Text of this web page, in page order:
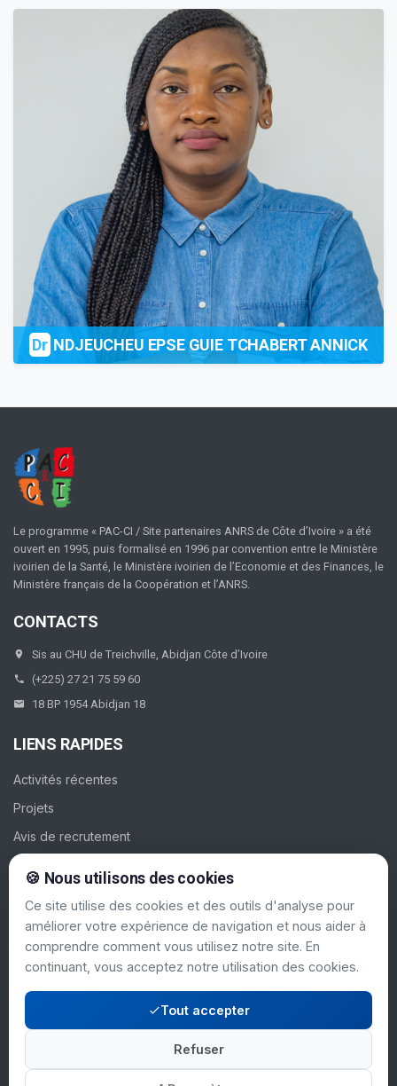
Dr NDJEUCHEU EPSE GUIE TCHABERT ANNICK
Le programme « PAC-CI / Site partenaires ANRS de Côte d’Ivoire » a été
ouvert en 1995, puis formalisé en 1996 par convention entre le Ministère
ivoirien de la Santé, le Ministère ivoirien de l’Economie et des Finances, le
Ministère français de la Coopération et l’ANRS.
CONTACTS
Sis au CHU de Treichville, Abidjan Côte d’Ivoire
(+225) 27 21 75 59 60
18 BP 1954 Abidjan 18
LIENS RAPIDES
Activités récentes
Projets
Avis de recrutement
SUIVEZ-NOUS
© 2024 PAC-CI. Tous
Mentions légales |
🍪 Nous utilisons des cookies
Ce site utilise des cookies et des outils d'analyse pour
améliorer votre expérience de navigation et nous aider à
comprendre comment vous utilisez notre site. En
continuant, vous acceptez notre utilisation des cookies.
Tout accepter
Refuser